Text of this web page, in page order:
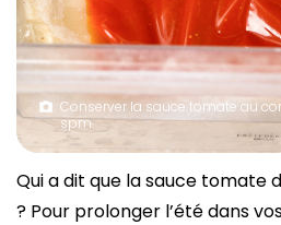
Conserver la sauce tomate au
spm
Qui a dit que la sauce tomate
? Pour prolonger l’été dans